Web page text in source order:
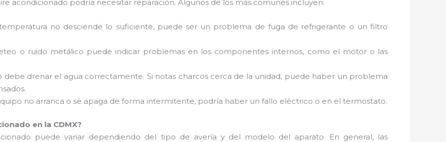
acondicionado podría necesitar reparación. Algunos de los más comunes incluyen:
no desciende lo suficiente, puede ser un problema de fuga de refrigerante o un filtro
o ruido metálico puede indicar problemas en los componentes internos, como el motor o las
debe drenar el agua correctamente. Si notas charcos cerca de la unidad, puede haber un problema
no arranca o se apaga de forma intermitente, podría haber un fallo eléctrico o en el termostato.
en la CDMX?
puede variar dependiendo del tipo de avería y del modelo del aparato. En general, las